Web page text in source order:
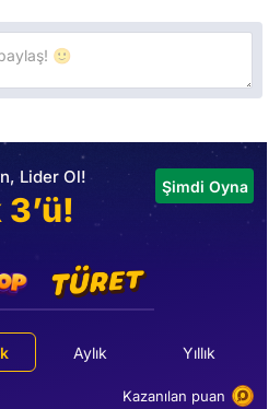
Lider Ol! Şimdi Oyna
Aylık Yıllık
Kazanılan puan